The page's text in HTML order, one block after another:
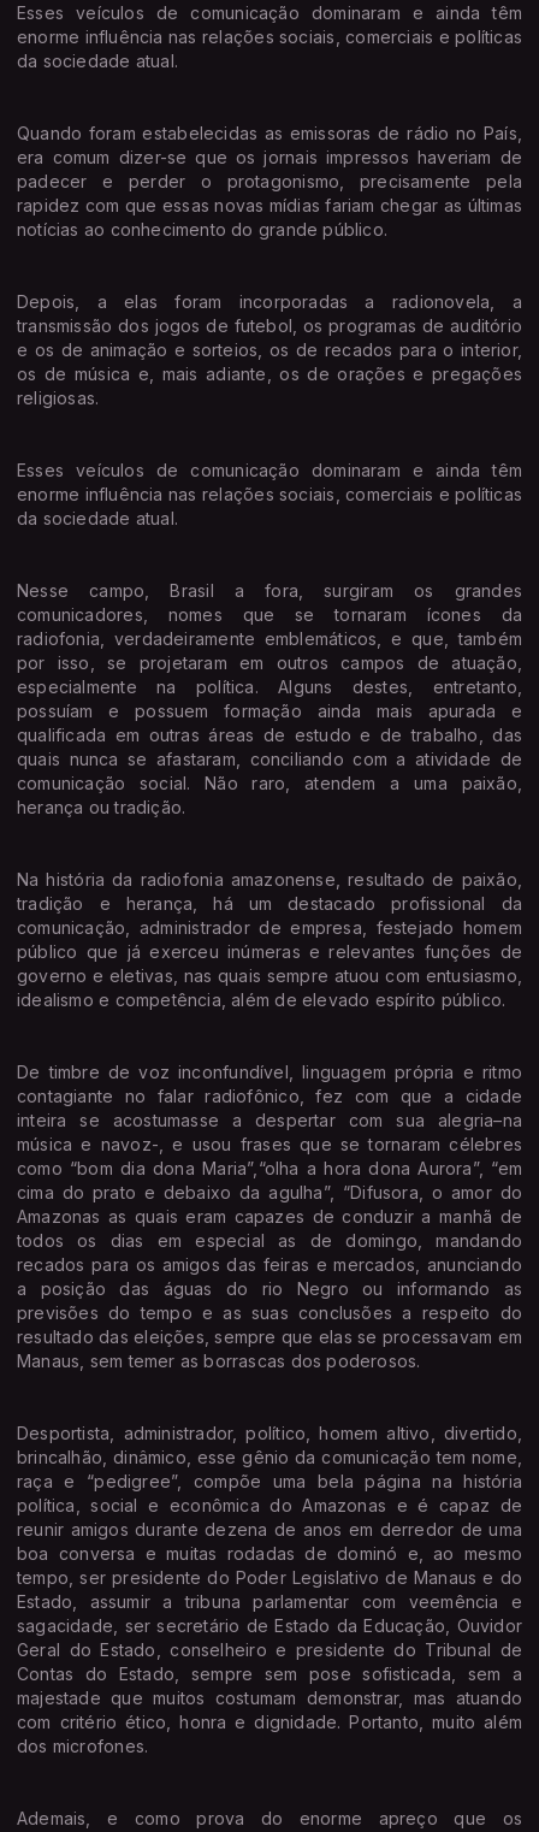
Esses veículos de comunicação dominaram e ainda têm
enorme influência nas relações sociais, comerciais e políticas
da sociedade atual.
Quando foram estabelecidas as emissoras de rádio no País,
era comum dizer-se que os jornais impressos haveriam de
padecer e perder o protagonismo, precisamente pela
rapidez com que essas novas mídias fariam chegar as últimas
notícias ao conhecimento do grande público.
Depois, a elas foram incorporadas a radionovela, a
transmissão dos jogos de futebol, os programas de auditório
e os de animação e sorteios, os de recados para o interior,
os de música e, mais adiante, os de orações e pregações
religiosas.
Esses veículos de comunicação dominaram e ainda têm
enorme influência nas relações sociais, comerciais e políticas
da sociedade atual.
Nesse campo, Brasil a fora, surgiram os grandes
comunicadores, nomes que se tornaram ícones da
radiofonia, verdadeiramente emblemáticos, e que, também
por isso, se projetaram em outros campos de atuação,
especialmente na política. Alguns destes, entretanto,
possuíam e possuem formação ainda mais apurada e
qualificada em outras áreas de estudo e de trabalho, das
quais nunca se afastaram, conciliando com a atividade de
comunicação social. Não raro, atendem a uma paixão,
herança ou tradição.
Na história da radiofonia amazonense, resultado de paixão,
tradição e herança, há um destacado profissional da
comunicação, administrador de empresa, festejado homem
público que já exerceu inúmeras e relevantes funções de
governo e eletivas, nas quais sempre atuou com entusiasmo,
idealismo e competência, além de elevado espírito público.
De timbre de voz inconfundível, linguagem própria e ritmo
contagiante no falar radiofônico, fez com que a cidade
inteira se acostumasse a despertar com sua alegria–na
música e navoz-, e usou frases que se tornaram célebres
como “bom dia dona Maria”,“olha a hora dona Aurora”, “em
cima do prato e debaixo da agulha”, “Difusora, o amor do
Amazonas as quais eram capazes de conduzir a manhã de
todos os dias em especial as de domingo, mandando
recados para os amigos das feiras e mercados, anunciando
a posição das águas do rio Negro ou informando as
previsões do tempo e as suas conclusões a respeito do
resultado das eleições, sempre que elas se processavam em
Manaus, sem temer as borrascas dos poderosos.
Desportista, administrador, político, homem altivo, divertido,
brincalhão, dinâmico, esse gênio da comunicação tem nome,
raça e “pedigree”, compõe uma bela página na história
política, social e econômica do Amazonas e é capaz de
reunir amigos durante dezena de anos em derredor de uma
boa conversa e muitas rodadas de dominó e, ao mesmo
tempo, ser presidente do Poder Legislativo de Manaus e do
Estado, assumir a tribuna parlamentar com veemência e
sagacidade, ser secretário de Estado da Educação, Ouvidor
Geral do Estado, conselheiro e presidente do Tribunal de
Contas do Estado, sempre sem pose sofisticada, sem a
majestade que muitos costumam demonstrar, mas atuando
com critério ético, honra e dignidade. Portanto, muito além
dos microfones.
Ademais, e como prova do enorme apreço que os